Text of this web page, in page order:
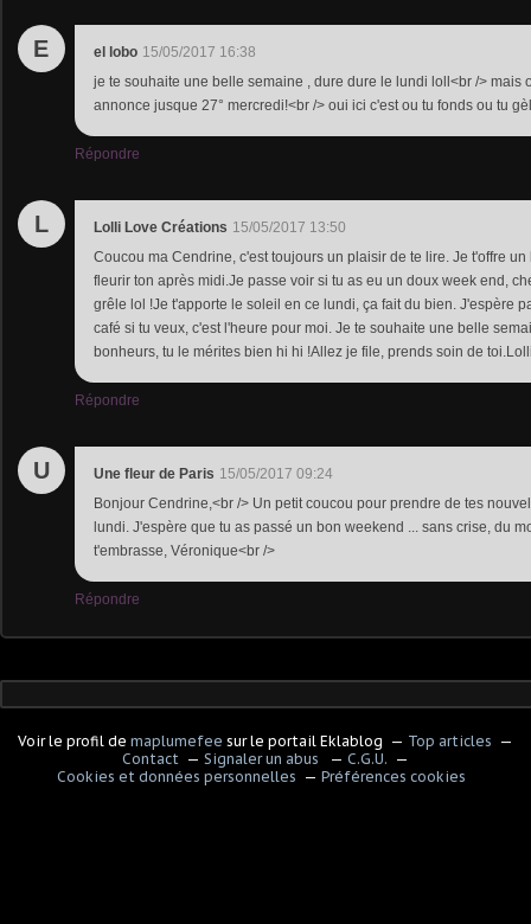
E el lobo 15/05/2017 16:38
je te souhaite une belle semaine , dure dure le lundi loll<br /> mais
annonce jusque 27° mercredi!<br /> oui ici c'est ou tu fonds ou tu
Répondre
L Lolli Love Créations 15/05/2017 13:50
Coucou ma Cendrine, c'est toujours un plaisir de te lire. Je t'offre
fleurir ton après midi.Je passe voir si tu as eu un doux week end,
grêle lol !Je t'apporte le soleil en ce lundi, ça fait du bien. J'espère
café si tu veux, c'est l'heure pour moi. Je te souhaite une belle
bonheurs, tu le mérites bien hi hi !Allez je file, prends soin de
Répondre
U Une fleur de Paris 15/05/2017 09:24
Bonjour Cendrine,<br /> Un petit coucou pour prendre de tes
lundi. J'espère que tu as passé un bon weekend ... sans crise, du
t'embrasse, Véronique<br />
Répondre
Voir le profil de maplumefee sur le portail Eklablog
Top articles
Contact
Signaler un abus
C.G.U.
Cookies et données personnelles
Préférences cookies